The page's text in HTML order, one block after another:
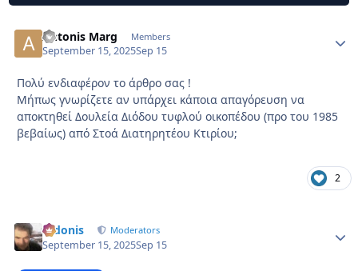
Antonis Marg Members
September 15, 2025Sep 15
Πολύ ενδιαφέρον το άρθρο σας !
Μήπως γνωρίζετε αν υπάρχει κάποια απαγόρευση να
αποκτηθεί Δουλεία Διόδου τυφλού οικοπέδου (προ του 1985
βεβαίως) από Στοά Διατηρητέου Κτιρίου;
2
Didonis Moderators
September 15, 2025Sep 15